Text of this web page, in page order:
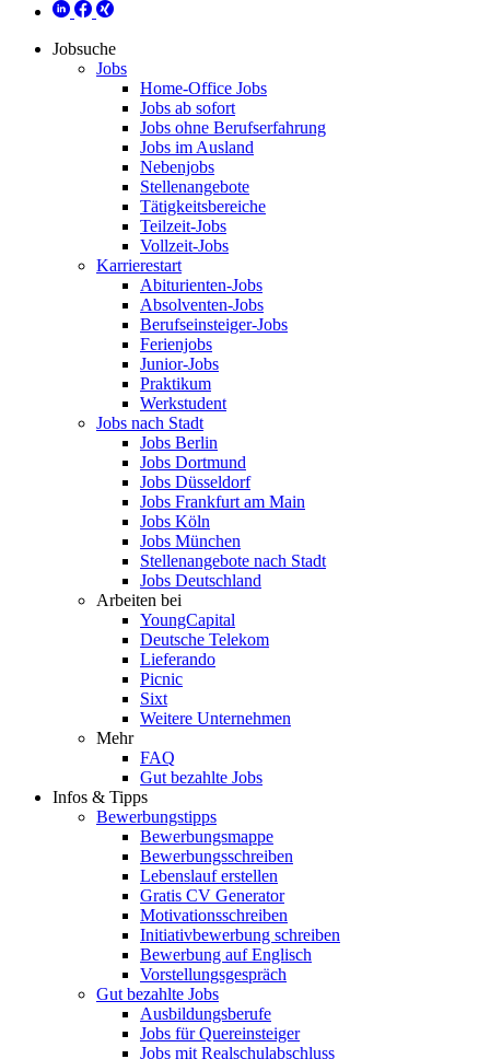
Jobsuche
Jobs
Home-Office Jobs
Jobs ab sofort
Jobs ohne Berufserfahrung
Jobs im Ausland
Nebenjobs
Stellenangebote
Tätigkeitsbereiche
Teilzeit-Jobs
Vollzeit-Jobs
Karrierestart
Abiturienten-Jobs
Absolventen-Jobs
Berufseinsteiger-Jobs
Ferienjobs
Junior-Jobs
Praktikum
Werkstudent
Jobs nach Stadt
Jobs Berlin
Jobs Dortmund
Jobs Düsseldorf
Jobs Frankfurt am Main
Jobs Köln
Jobs München
Stellenangebote nach Stadt
Jobs Deutschland
Arbeiten bei
YoungCapital
Deutsche Telekom
Lieferando
Picnic
Sixt
Weitere Unternehmen
Mehr
FAQ
Gut bezahlte Jobs
Infos & Tipps
Bewerbungstipps
Bewerbungsmappe
Bewerbungsschreiben
Lebenslauf erstellen
Gratis CV Generator
Motivationsschreiben
Initiativbewerbung schreiben
Bewerbung auf Englisch
Vorstellungsgespräch
Gut bezahlte Jobs
Ausbildungsberufe
Jobs für Quereinsteiger
Jobs mit Realschulabschluss